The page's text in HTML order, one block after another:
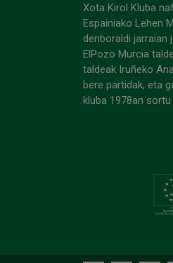
Xota Kirol Kluba
Espainiako Lehen
denboraldi jarraian
ElPozo Murcia
taldeak Iruñeko
bere partidak, eta
kluba 1978an sortu